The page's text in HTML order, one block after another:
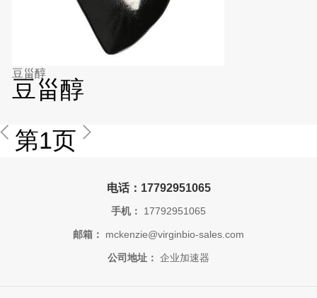
豆甾醇
豆甾醇
第1页
电话：17792951065
手机： 17792951065
邮箱： mckenzie@virginbio-sales.com
公司地址： 企业加速器